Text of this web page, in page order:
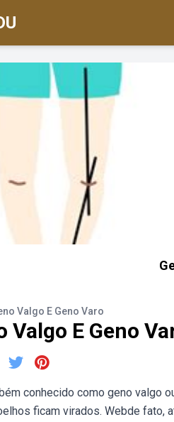
Valgo E Geno Varo
Valgo E Geno
conhecido como geno valgo
ficam virados. Webde fato,